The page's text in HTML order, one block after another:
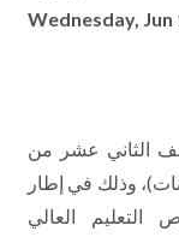
Wednesday, Jun
الثاني عشر من
وذلك في إطار
التعليم العالي